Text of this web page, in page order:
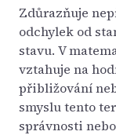
Zdůrazňuje
odchylek od
stavu. V
vztahuje na
přibližování
smyslu tento
správnosti